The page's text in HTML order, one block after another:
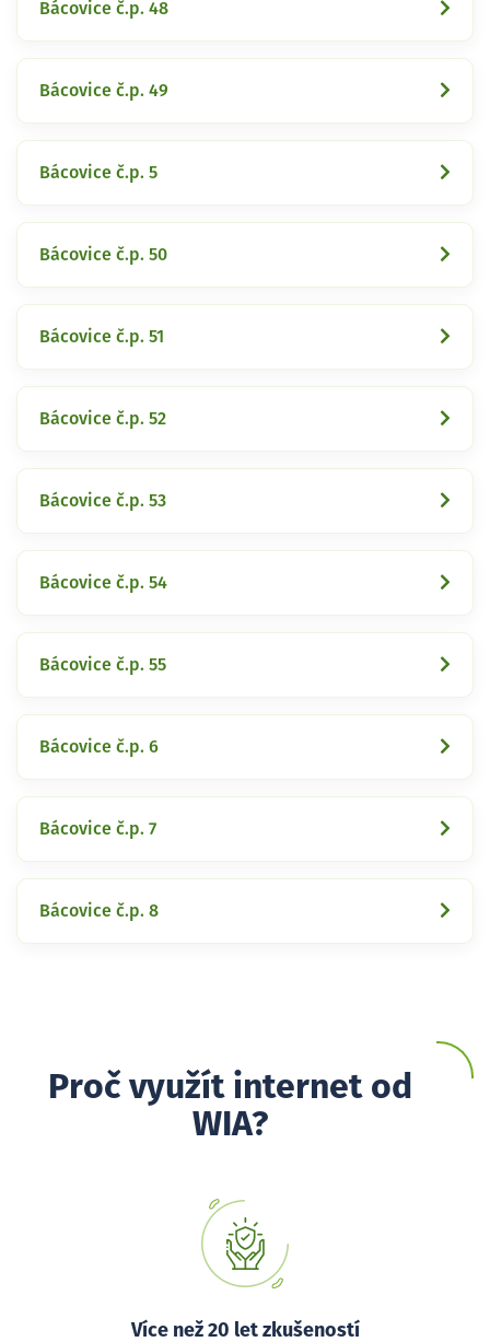
Bácovice č.p. 48
Bácovice č.p. 49
Bácovice č.p. 5
Bácovice č.p. 50
Bácovice č.p. 51
Bácovice č.p. 52
Bácovice č.p. 53
Bácovice č.p. 54
Bácovice č.p. 55
Bácovice č.p. 6
Bácovice č.p. 7
Bácovice č.p. 8
Proč využít internet od
WIA?
Více než 20 let zkušeností